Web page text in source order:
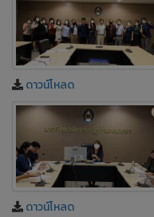
ดาวน์โหลด
ดาวน์โหลด